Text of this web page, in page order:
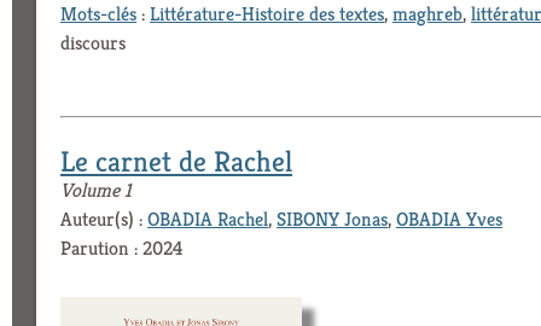
Mots-clés:Littérature-Histoire des textes,maghreb,
discours
Le carnet de Rachel
Volume 1
Auteur(s) :OBADIA Rachel,SIBONY Jonas,OBADIA Yves
Parution : 2024